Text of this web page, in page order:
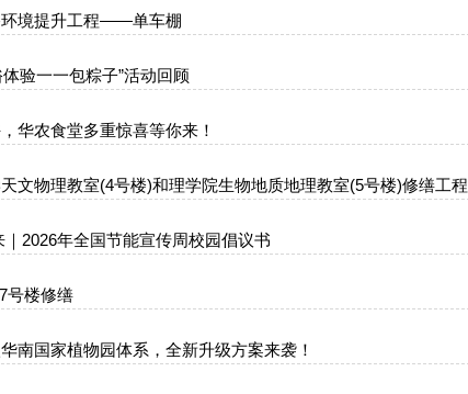
环境提升工程——单车棚
验一一包粽子”活动回顾
华农食堂多重惊喜等你来！
文物理教室(4号楼)和理学院生物地质地理教室(5号楼)修缮工程
2026年全国节能宣传周校园倡议书
号楼修缮
南国家植物园体系，全新升级方案来袭！